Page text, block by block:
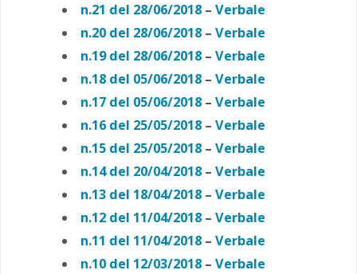
n.21 del 28/06/2018 –Verbale
n.20 del 28/06/2018 –Verbale
n.19 del 28/06/2018 –Verbale
n.18 del 05/06/2018 –Verbale
n.17 del 05/06/2018 –Verbale
n.16 del 25/05/2018 –Verbale
n.15 del 25/05/2018 –Verbale
n.14 del 20/04/2018 –Verbale
n.13 del 18/04/2018 –Verbale
n.12 del 11/04/2018 –Verbale
n.11 del 11/04/2018 –Verbale
n.10 del 12/03/2018 –Verbale